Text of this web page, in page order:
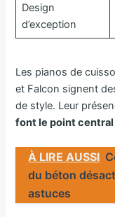
Design
d’exception
Les pianos de
et Falcon signent
de style. Leur
font le point central
À LIRE AUSSI
du béton
astuces